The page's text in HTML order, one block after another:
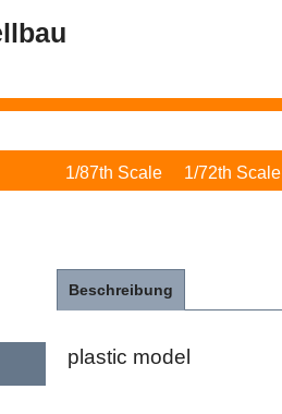
1/87th Scale 1/72th Scale
Beschreibung
plastic model